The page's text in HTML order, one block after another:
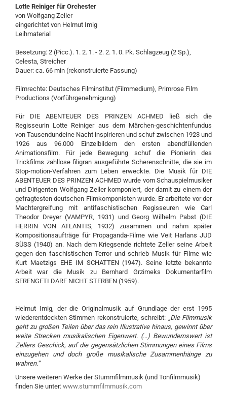
Lotte Reiniger für Orchester
von Wolfgang Zeller
eingerichtet von Helmut Imig
Leihmaterial
Besetzung: 2 (Picc.). 1. 2. 1. - 2. 2. 1. 0. Pk. Schlagzeug (2 Sp.),
Celesta, Streicher
Dauer: ca. 66 min (rekonstruierte Fassung)
Filmrechte: Deutsches Filminstitut (Filmmedium), Primrose Film
Productions (Vorführgenehmigung)
Für DIE ABENTEUER DES PRINZEN ACHMED ließ sich die
Regisseurin Lotte Reiniger aus dem Märchen-geschichtenfundus
von Tausendundeine Nacht inspirieren und schuf zwischen 1923 und
1926 aus 96.000 Einzelbildern den ersten abendfüllenden
Animationsfilm. Für jede Bewegung schuf die Pionierin des
Trickfilms zahllose filigran ausgeführte Scherenschnitte, die sie im
Stop-motion-Verfahren zum Leben erweckte. Die Musik für DIE
ABENTEUER DES PRINZEN ACHMED wurde vom Schauspielmusiker
und Dirigenten Wolfgang Zeller komponiert, der damit zu einem der
gefragtesten deutschen Filmkomponisten wurde. Er arbeitete vor der
Machtergreifung mit antifaschistischen Regisseuren wie Carl
Theodor Dreyer (VAMPYR, 1931) und Georg Wilhelm Pabst (DIE
HERRIN VON ATLANTIS, 1932) zusammen und nahm später
Kompositionsaufträge für Propaganda-Filme wie Veit Harlans JUD
SÜSS (1940) an. Nach dem Kriegsende richtete Zeller seine Arbeit
gegen den faschistischen Terror und schrieb Musik für Filme wie
Kurt Maetzigs EHE IM SCHATTEN (1947). Seine letzte bekannte
Arbeit war die Musik zu Bernhard Grzimeks Dokumentarfilm
SERENGETI DARF NICHT STERBEN (1959).
Helmut Imig, der die Originalmusik auf Grundlage der erst 1995
wiederentdeckten Stimmen rekonstruierte, schreibt: „Die Filmmusik
geht zu großen Teilen über das rein Illustrative hinaus, gewinnt über
weite Strecken musikalischen Eigenwert. (…) Bewundernswert ist
Zellers Geschick, auf die gegensätzlichen Stimmungen eines Films
einzugehen und doch große musikalische Zusammenhänge zu
wahren.“
Unsere weiteren Werke der Stummfilmmusik (und Tonfilmmusik)
finden Sie unter: www.stummfilmmusik.com